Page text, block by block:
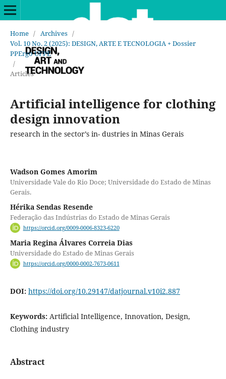
Home / Archives /
Vol. 10 No. 2 (2025): DESIGN, ARTE E TECNOLOGIA + Dossier
PPErgo UFPE
/
Articles
Artificial intelligence for clothing
design innovation
research in the sector’s in- dustries in Minas Gerais
Wadson Gomes Amorim
Universidade Vale do Rio Doce; Universidade do Estado de Minas
Gerais.
Hérika Sendas Resende
Federação das Indústrias do Estado de Minas Gerais
https://orcid.org/0009-0006-8323-6220
Maria Regina Álvares Correia Dias
Universidade do Estado de Minas Gerais
https://orcid.org/0000-0002-7673-0611
DOI: https://doi.org/10.29147/datjournal.v10i2.887
Keywords: Artificial Intelligence, Innovation, Design,
Clothing industry
Abstract